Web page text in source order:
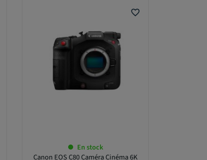
favorite_border
En stock
Canon EOS C80 Caméra Cinéma 6K